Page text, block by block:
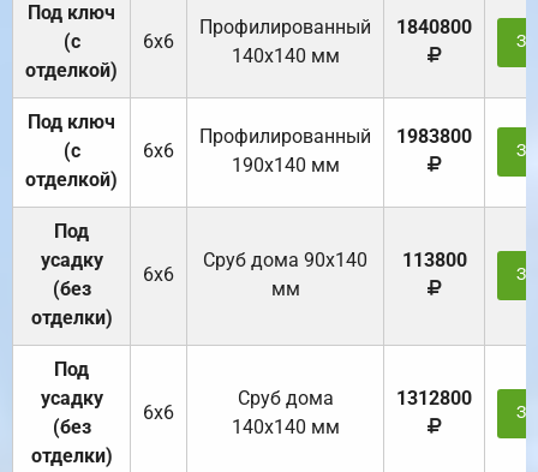
Под ключ
(с
отделкой)
6х6
Профилированный
140х140 мм
1840800
Под ключ
(с
отделкой)
6х6
Профилированный
190х140 мм
1983800
Под
усадку
(без
отделки)
6х6
Cруб дома 90x140
мм
113800
Под
усадку
(без
отделки)
6х6
Cруб дома
140х140 мм
1312800